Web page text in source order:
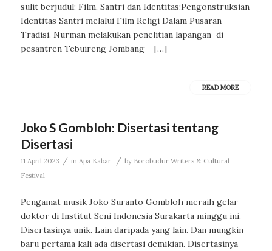
sulit berjudul: Film, Santri dan Identitas:Pengonstruksian
Identitas Santri melalui Film Religi Dalam Pusaran
Tradisi. Nurman melakukan penelitian lapangan di
pesantren Tebuireng Jombang – […]
READ MORE
Joko S Gombloh: Disertasi tentang
Disertasi
11 April 2023 / in Apa Kabar / by Borobudur Writers & Cultural
Festival
Pengamat musik Joko Suranto Gombloh meraih gelar
doktor di Institut Seni Indonesia Surakarta minggu ini.
Disertasinya unik. Lain daripada yang lain. Dan mungkin
baru pertama kali ada disertasi demikian. Disertasinya